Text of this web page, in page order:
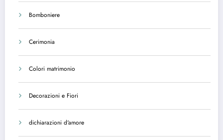
Bomboniere
Cerimonia
Colori matrimonio
Decorazioni e Fiori
dichiarazioni d'amore